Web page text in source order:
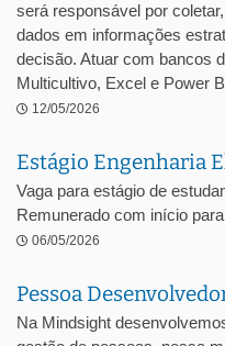
será responsável por
dados em informações
decisão. Atuar com bancos
Multicultivo, Excel e Power
12/05/2026
Estágio Engenharia
Vaga para estágio de
Remunerado com início
06/05/2026
Pessoa
Na Mindsight